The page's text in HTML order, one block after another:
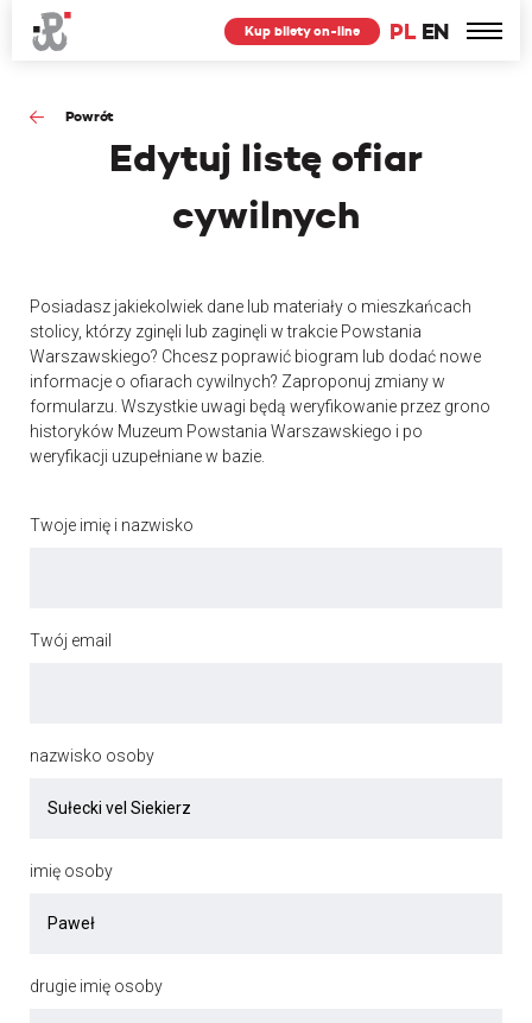
PL EN
Kup bilety on-line
Powrót
Edytuj listę ofiar
cywilnych
Posiadasz jakiekolwiek dane lub materiały o mieszkańcach
stolicy, którzy zginęli lub zaginęli w trakcie Powstania
Warszawskiego? Chcesz poprawić biogram lub dodać nowe
informacje o ofiarach cywilnych? Zaproponuj zmiany w
formularzu. Wszystkie uwagi będą weryfikowanie przez grono
historyków Muzeum Powstania Warszawskiego i po
weryfikacji uzupełniane w bazie.
Twoje imię i nazwisko
Twój email
nazwisko osoby
imię osoby
drugie imię osoby